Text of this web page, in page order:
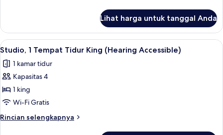
(Mobility/Hearing
Access,
Transf
Shwr)
Suite,
kamar
Boleh
Merokok
Access,
Transf
Lihat harga untuk tanggal Anda
Lihat
semua
foto
untuk
Studio,
1
Tempat
Tidur
7
Studio, 1 Tempat Tidur King (Hearing Accessible)
1 kamar tidur
Kapasitas 4
1 king
Wi-Fi Gratis
Rincian selengkapnya
Rincian